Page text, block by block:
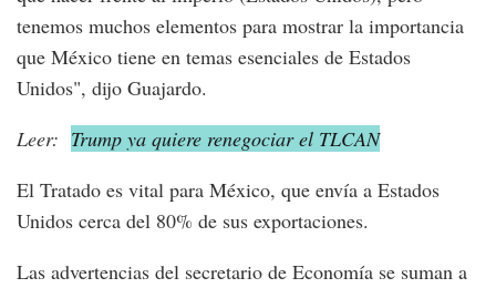
tenemos muchos elementos para mostrar la importancia
que México tiene en temas esenciales de Estados
Unidos", dijo Guajardo.
Leer: Trump ya quiere renegociar el TLCAN
El Tratado es vital para México, que envía a Estados
Unidos cerca del 80% de sus exportaciones.
Las advertencias del secretario de Economía se suman a